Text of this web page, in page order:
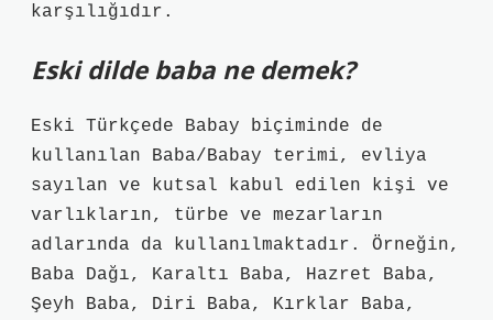
karşılığıdır.
Eski dilde baba ne demek?
Eski Türkçede Babay biçiminde de
kullanılan Baba/Babay terimi, evliya
sayılan ve kutsal kabul edilen kişi ve
varlıkların, türbe ve mezarların
adlarında da kullanılmaktadır. Örneğin,
Baba Dağı, Karaltı Baba, Hazret Baba,
Şeyh Baba, Diri Baba, Kırklar Baba,